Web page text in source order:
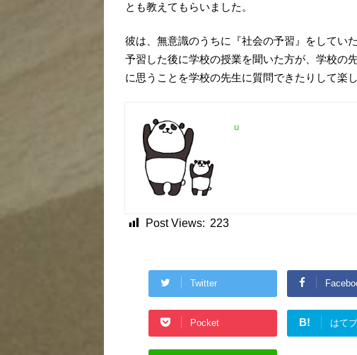
とも教えてもらいました。
彼は、無意識のうちに『社会の予習』をしていた
予習した後に学校の授業を聞いた方が、学校の
に思うことを学校の先生に質問できたりして楽
u
Post Views: 223
Twitter
Pocket B! はてブ